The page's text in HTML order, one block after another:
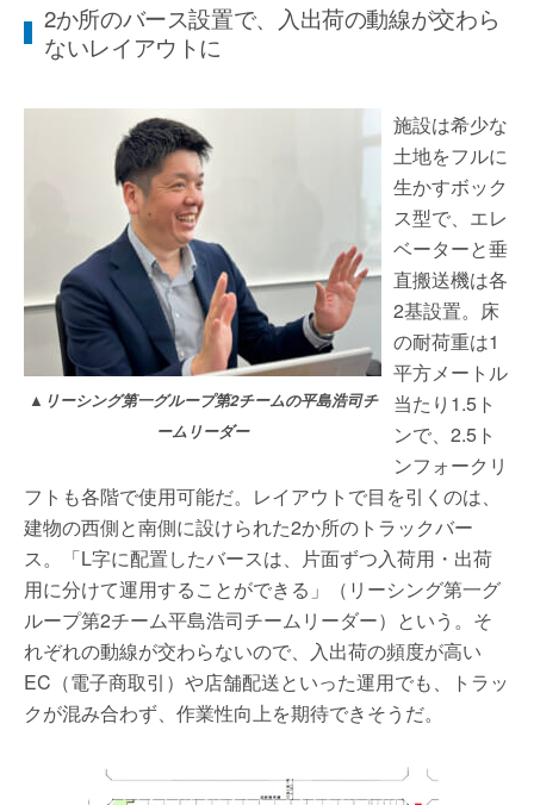
2か所のバース設置で、入出荷の動線が交わら
ないレイアウトに
▲リーシング第一グループ第2チームの平島浩司チ
ームリーダー
施設は希少な
土地をフルに
生かすボック
ス型で、エレ
ベーターと垂
直搬送機は各
2基設置。床
の耐荷重は1
平方メートル
当たり1.5ト
ンで、2.5ト
ンフォークリ
フトも各階で使用可能だ。レイアウトで目を引くのは、
建物の西側と南側に設けられた2か所のトラックバー
ス。「L字に配置したバースは、片面ずつ入荷用・出荷
用に分けて運用することができる」（リーシング第一グ
ループ第2チーム平島浩司チームリーダー）という。そ
れぞれの動線が交わらないので、入出荷の頻度が高い
EC（電子商取引）や店舗配送といった運用でも、トラッ
クが混み合わず、作業性向上を期待できそうだ。